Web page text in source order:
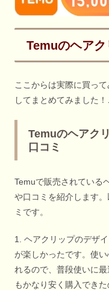
Temuのヘアク
ここからは実際に買っ
してまとめてみました
Temuのヘアク
口コミ
Temuで販売されている
や口コミを紹介します
ミです。
1. ヘアクリップのデザ
が楽しかったです。使
れるので、普段使いに
もかなり安く購入できた